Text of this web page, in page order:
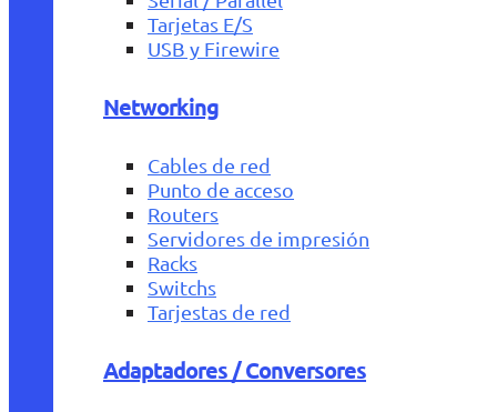
Tarjetas E/S
USB y Firewire
Networking
Cables de red
Punto de acceso
Routers
Servidores de impresión
Racks
Switchs
Tarjestas de red
Adaptadores / Conversores